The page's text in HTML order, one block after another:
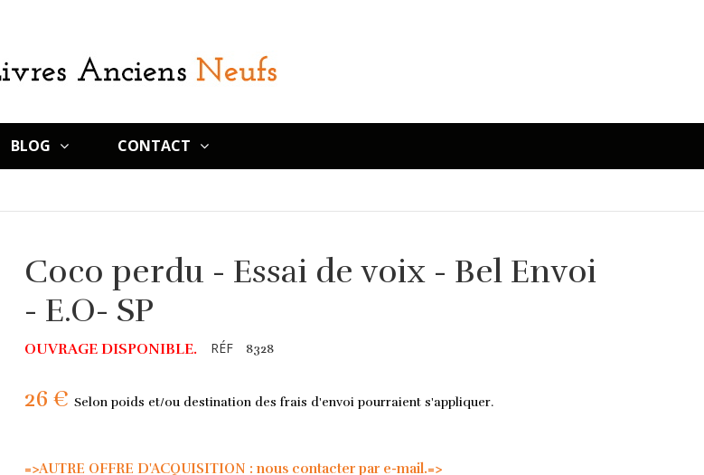
BLOG CONTACT
Coco perdu - Essai de voix - Bel Envoi
- E.O- SP
OUVRAGE DISPONIBLE. RÉF 8328
26 € Selon poids et/ou destination des frais d'envoi pourraient s'appliquer.
=>AUTRE OFFRE D'ACQUISITION : nous contacter par e-mail.=>